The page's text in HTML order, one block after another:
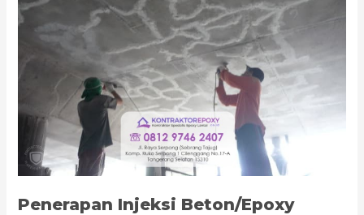
Penerapan Injeksi Beton/Epoxy